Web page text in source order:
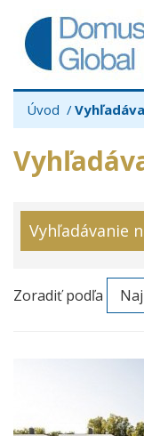
Úvod
Vyhľadávanie
Zoradiť podľa